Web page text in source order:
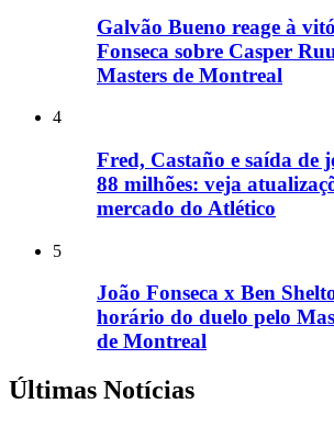
Galvão Bueno reage à
Fonseca sobre Casper
Masters de Montreal
4
Fred, Castaño e saída de
88 milhões: veja
mercado do Atlético
5
João Fonseca x Ben
horário do duelo pelo
de Montreal
Últimas Notícias